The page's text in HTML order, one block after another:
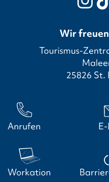
Wir
Tourismus-
25826
Anrufen
Workation